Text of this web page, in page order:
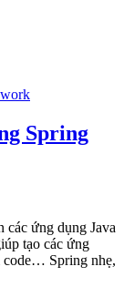
Spring
các ứng dụng Java
tạo các ứng
code… Spring nhẹ,